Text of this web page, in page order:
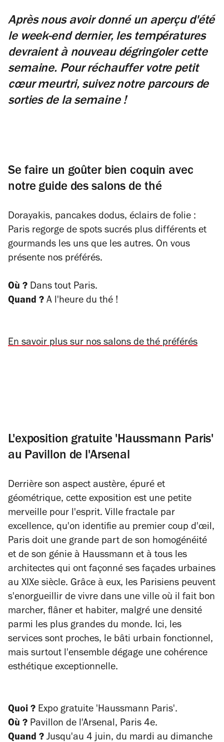
Après nous avoir donné un aperçu d'été
le week-end dernier, les températures
devraient à nouveau dégringoler cette
semaine. Pour réchauffer votre petit
cœur meurtri, suivez notre parcours de
sorties de la semaine !
Se faire un goûter bien coquin avec
notre guide des salons de thé
Dorayakis, pancakes dodus, éclairs de folie :
Paris regorge de spots sucrés plus différents et
gourmands les uns que les autres. On vous
présente nos préférés.
Où ? Dans tout Paris.
Quand ? A l'heure du thé !
En savoir plus sur nos salons de thé préférés
L'exposition gratuite 'Haussmann Paris'
au Pavillon de l'Arsenal
Derrière son aspect austère, épuré et
géométrique, cette exposition est une petite
merveille pour l'esprit. Ville fractale par
excellence, qu'on identifie au premier coup d'œil,
Paris doit une grande part de son homogénéité
et de son génie à Haussmann et à tous les
architectes qui ont façonné ses façades urbaines
au XIXe siècle. Grâce à eux, les Parisiens peuvent
s'enorgueillir de vivre dans une ville où il fait bon
marcher, flâner et habiter, malgré une densité
parmi les plus grandes du monde. Ici, les
services sont proches, le bâti urbain fonctionnel,
mais surtout l'ensemble dégage une cohérence
esthétique exceptionnelle.
Quoi ? Expo gratuite 'Haussmann Paris'.
Où ? Pavillon de l'Arsenal, Paris 4e.
Quand ? Jusqu'au 4 juin, du mardi au dimanche